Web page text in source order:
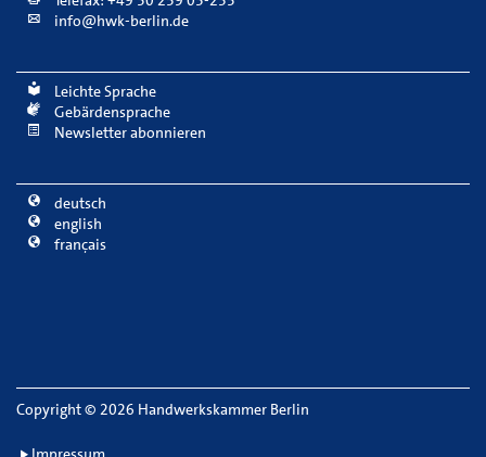
info@hwk-berlin.de
Leichte Sprache
Gebärdensprache
Newsletter abonnieren
deutsch
english
français
Copyright© 2026 Handwerkskammer Berlin